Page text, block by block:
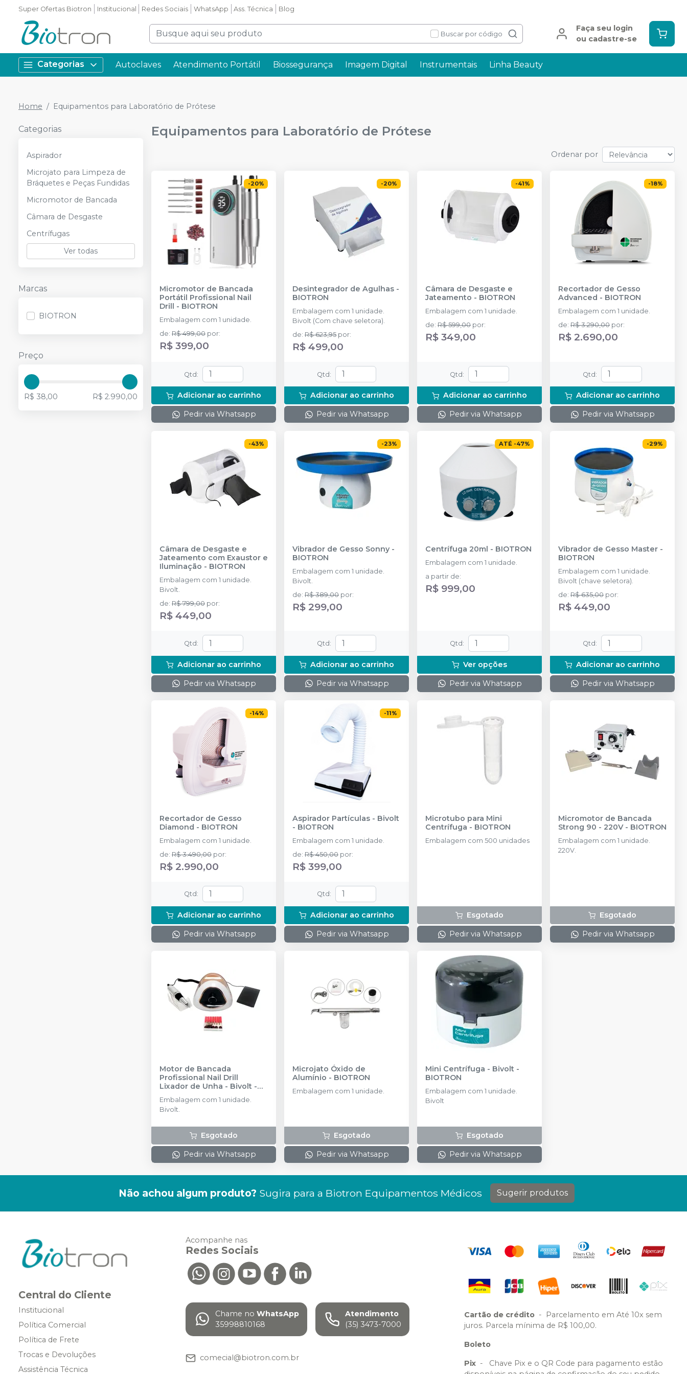
Super Ofertas Biotron Institucional Redes Sociais WhatsApp Ass. Técnica Blog
Buscar por código
Faça seu login
ou cadastre-se
Categorias Autoclaves Atendimento Portátil Biossegurança Imagem Digital Instrumentais Linha Beauty
Home Equipamentos para Laboratório de Prótese
Categorias
Aspirador
Microjato para Limpeza de
Bráquetes e Peças Fundidas
Micromotor de Bancada
Câmara de Desgaste
Centrífugas
Ver todas
Marcas
BIOTRON
Preço
R$ 38,00 R$ 2.990,00
Equipamentos para Laboratório de Prótese
Ordenar por
-20%
Micromotor de Bancada
Portátil Profissional Nail
Drill - BIOTRON
Embalagem com 1 unidade.
de: R$ 499,00 por:
R$ 399,00
Qtd:
Adicionar ao carrinho
Pedir via Whatsapp
-20%
Desintegrador de Agulhas -
BIOTRON
Embalagem com 1 unidade.
Bivolt (Com chave seletora).
de: R$ 623,95 por:
R$ 499,00
Qtd:
Adicionar ao carrinho
Pedir via Whatsapp
-41%
Câmara de Desgaste e
Jateamento - BIOTRON
Embalagem com 1 unidade.
de: R$ 599,00 por:
R$ 349,00
Qtd:
Adicionar ao carrinho
Pedir via Whatsapp
-18%
Recortador de Gesso
Advanced - BIOTRON
Embalagem com 1 unidade.
de: R$ 3.290,00 por:
R$ 2.690,00
Qtd:
Adicionar ao carrinho
Pedir via Whatsapp
-43%
Câmara de Desgaste e
Jateamento com Exaustor e
Iluminação - BIOTRON
Embalagem com 1 unidade.
Bivolt.
de: R$ 799,00 por:
R$ 449,00
Qtd :
Adicionar ao carrinho
Pedir via Whatsapp
-23%
Vibrador de Gesso Sonny-
BIOTRON
Embalagem com 1 unidade.
Bivolt.
de: R$ 389,00 por:
R$ 299,00
Qtd :
Adicionar ao carrinho
Pedir via Whatsapp
ATÉ -47%
Centrífuga 20ml - BIOTRON
Embalagem com 1 unidade.
a partir de:
R$ 999,00
Qtd :
Ver opções
Pedir via Whatsapp
-29%
Vibrador de Gesso Master -
BIOTRON
Embalagem com 1 unidade.
Bivolt (chave seletora).
de: R$ 635,00 por:
R$ 449,00
Qtd :
Adicionar ao carrinho
Pedir via Whatsapp
-14%
Recortador de Gesso
Diamond - BIOTRON
Embalagem com 1 unidade.
de: R$ 3.490,00 por:
R$ 2.990,00
Qtd :
Adicionar ao carrinho
Pedir via Whatsapp
-11%
Aspirador Partículas - Bivolt
- BIOTRON
Embalagem com 1 unidade.
de: R$ 450,00 por:
R$ 399,00
Qtd :
Adicionar ao carrinho
Pedir via Whatsapp
Microtubo para Mini
Centrífuga - BIOTRON
Embalagem com 500 unidades
Esgotado
Pedir via Whatsapp
Micromotor de Bancada
Strong 90 - 220V- BIOTRON
Embalagem com 1 unidade.
220V.
Esgotado
Pedir via Whatsapp
Motor de Bancada
Profissional Nail Drill
Lixador de Unha - Bivolt -
BIOTRON
Embalagem com 1 unidade.
Bivolt.
Esgotado
Pedir via Whatsapp
Microjato Óxido de
Alumínio - BIOTRON
Embalagem com 1 unidade.
Esgotado
Pedir via Whatsapp
Mini Centrífuga - Bivolt -
BIOTRON
Embalagem com 1 unidade.
Bivolt
Esgotado
Pedir via Whatsapp
Não achou algum produto? Sugira para a Biotron Equipamentos Médicos Sugerir produtos
Central do Cliente
Institucional
Política Comercial
Política de Frete
Trocas e Devoluções
Assistência Técnica
Acompanhe nas
Redes Sociais
Chame no WhatsApp
35998810168
Atendimento
(35) 3473-7000
comecial@biotron.com.br
Cartão de crédito -
Parcelamento em Até 10x sem
juros. Parcela mínima de R$ 100,00.
Boleto
Pix -
Chave Pix e o QR Code para pagamento estão